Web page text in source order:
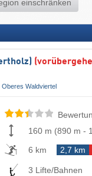
einschränken
Oberes Waldviertel
160 m (890 m -
6 km
2,7 km
3 Lifte/Bahnen